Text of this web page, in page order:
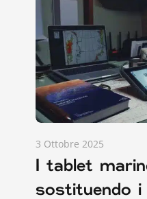
3 Ottobre 2025
I tablet
sostituendo